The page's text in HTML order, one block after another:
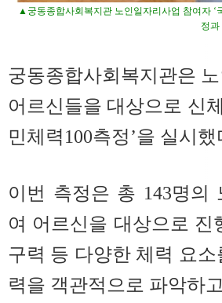
▲궁동종합사회복지관 노인일자리사업 참여자 ‘
정
궁동종합사회복지관은
어르신들을 대상으로 신
민체력100측정’을 실시
이번 측정은 총 143명의
여 어르신을 대상으로
구력 등 다양한 체력 요
력을 객관적으로 파악하